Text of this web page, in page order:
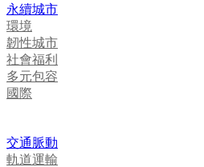
永續城市
環境
韌性城市
社會福利
多元包容
國際
交通脈動
軌道運輸